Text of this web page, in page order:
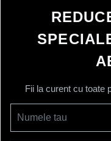
Fii la curent cu toate
Numele tau